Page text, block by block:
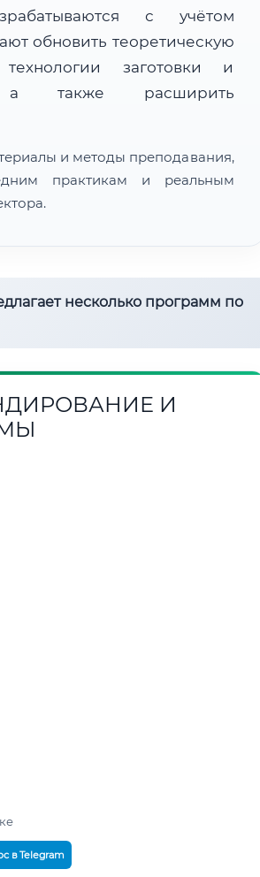
с учётом
обновить теоретическую
заготовки и
а также расширить
и методы преподавания,
практикам и реальным
несколько программ по
И
в Telegram